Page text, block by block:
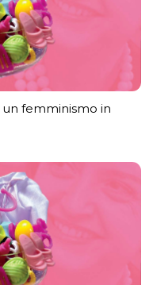
un femminismo in